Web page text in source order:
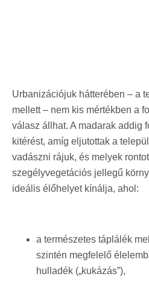
Urbanizációjuk hátterében – a
mellett – nem kis mértékben a
válasz állhat. A madarak addig
kitérést, amíg eljutottak a
vadászni rájuk, és melyek
szegélyvegetációs jellegű
ideális élőhelyet kínálja, ahol:
a természetes táplálék
szintén megfelelő
hulladék („kukázás”),